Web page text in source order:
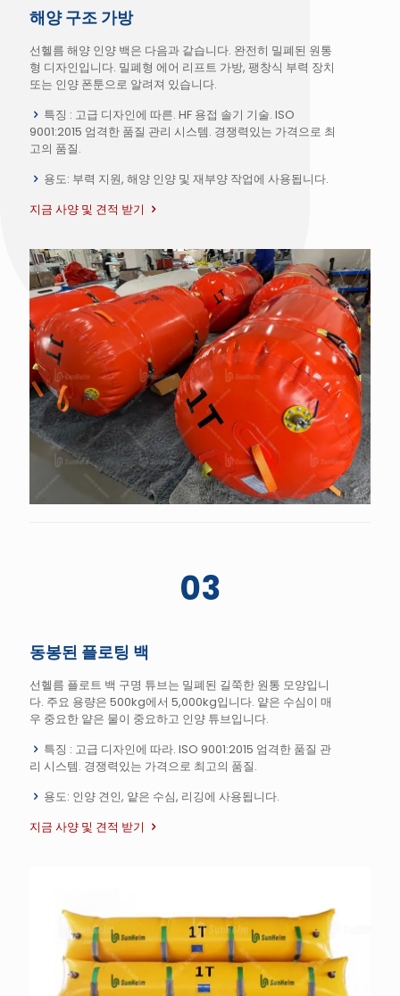
해양 구조 가방
선헬름 해양 인양 백은 다음과 같습니다. 완전히 밀폐된 원통
형 디자인입니다. 밀폐형 에어 리프트 가방, 팽창식 부력 장치
또는 인양 폰툰으로 알려져 있습니다.
특징 : 고급 디자인에 따른. HF 용접 솔기 기술. ISO
9001:2015 엄격한 품질 관리 시스템. 경쟁력있는 가격으로 최
고의 품질.
용도: 부력 지원, 해양 인양 및 재부양 작업에 사용됩니다.
지금 사양 및 견적 받기
03
동봉된 플로팅 백
선헬름 플로트 백 구명 튜브는 밀폐된 길쭉한 원통 모양입니
다. 주요 용량은 500kg에서 5,000kg입니다. 얕은 수심이 매
우 중요한 얕은 물이 중요하고 인양 튜브입니다.
특징 : 고급 디자인에 따라. ISO 9001:2015 엄격한 품질 관
리 시스템. 경쟁력있는 가격으로 최고의 품질.
용도: 인양 견인, 얕은 수심, 리깅에 사용됩니다.
지금 사양 및 견적 받기